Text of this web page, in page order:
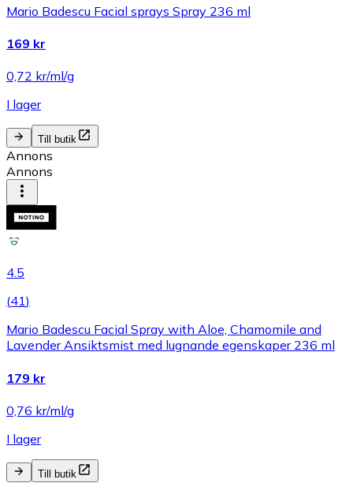
Mario Badescu Facial sprays Spray 236 ml
169 kr
0,72 kr/ml/g
I lager
Till butik
Annons
Annons
4.5
(41)
Mario Badescu Facial Spray with Aloe, Chamomile and
Lavender Ansiktsmist med lugnande egenskaper 236 ml
179 kr
0,76 kr/ml/g
I lager
Till butik